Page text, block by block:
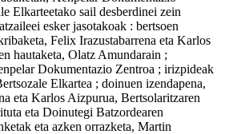
Elkarteetako sail desberdinei zein
esker jasotakoak : bertsoen
Felix Irazustabarrena eta Karlos
hautaketa, Olatz Amundarain ;
Dokumentazio Zentroa ; irizpideak
Elkartea ; doinuen izendapena,
eta Karlos Aizpurua, Bertsolaritzaren
eta Doinutegi Batzordearen
eta azken orrazketa, Martin